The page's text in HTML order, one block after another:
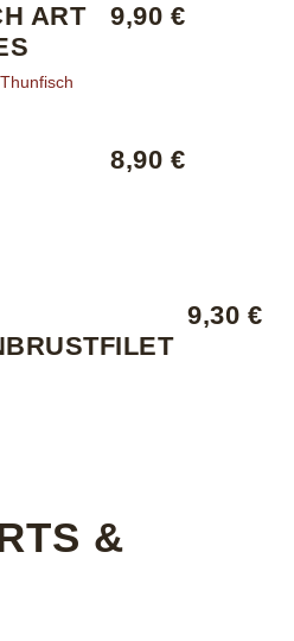
ART
9,90 €
8,90 €
9,30 €
&